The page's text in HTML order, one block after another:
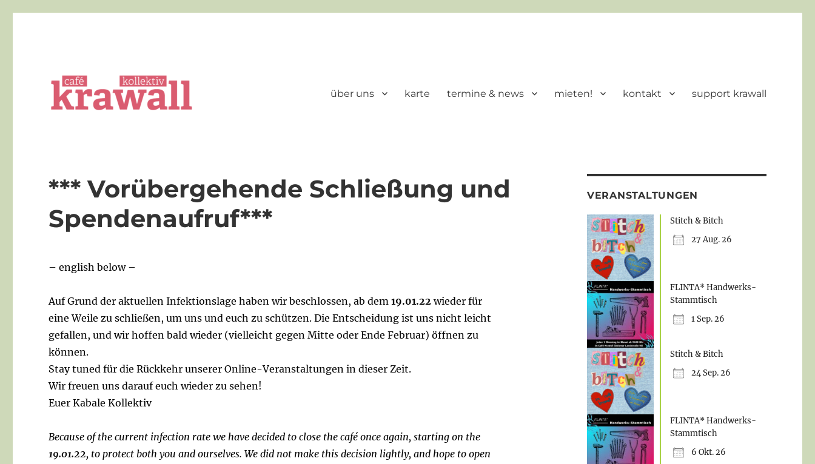
über uns karte termine & news mieten! kontakt support krawall
*** Vorübergehende Schließung und
Spendenaufruf***
– english below –
Auf Grund der aktuellen Infektionslage haben wir beschlossen, ab dem19.01.22wieder für
eine Weile zu schließen, um uns und euch zu schützen. Die Entscheidung ist uns nicht leicht
gefallen, und wir hoffen bald wieder (vielleicht gegen Mitte oder Ende Februar) öffnen zu
können.
Stay tuned für die Rückkehr unserer Online-Veranstaltungen in dieser Zeit.
Wir freuen uns darauf euch wieder zu sehen!
Euer Kabale Kollektiv
Because of the current infection rate we have decided to close the café once again, starting on the
19.01.22, to protect both you and ourselves. We did not make this decision lightly, and hope to open
VERANSTALTUNGEN
Stitch & Bitch
27 Aug. 26
FLINTA* Handwerks-
Stammtisch
1 Sep. 26
Stitch & Bitch
24 Sep. 26
FLINTA* Handwerks-
Stammtisch
6 Okt. 26